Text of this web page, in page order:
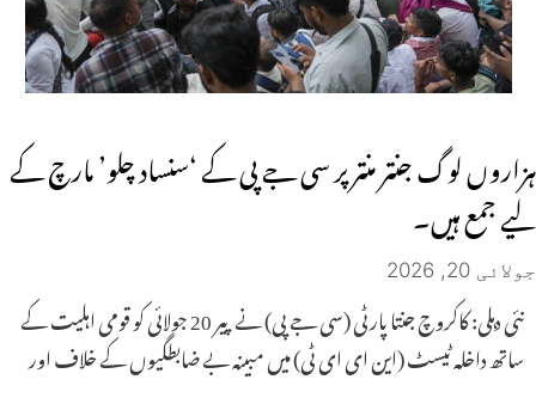
ہزاروں لوگ جنتر منتر پر سی جے پی کے ‘سنساد چلو’ مارچ کے
لیے جمع ہیں۔
جولائی 20, 2026
نئی دہلی: کاکروچ جنتا پارٹی (سی جے پی) نے پیر 20 جولائی کو قومی اہلیت کے
ساتھ داخلہ ٹیسٹ (این ای ای ٹی) میں مبینہ بے ضابطگیوں کے خلاف اور